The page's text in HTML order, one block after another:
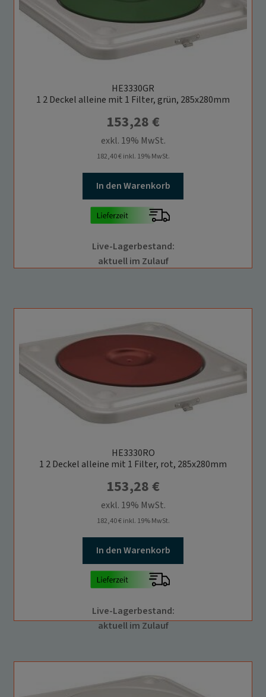
HE3330GR
1 2 Deckel alleine mit 1 Filter, grün, 285x280mm
153,28€
exkl. 19% MwSt.
182,40€inkl. 19% MwSt.
In den Warenkorb
Live-Lagerbestand:
aktuell im Zulauf
HE3330RO
1 2 Deckel alleine mit 1 Filter, rot, 285x280mm
153,28€
exkl. 19% MwSt.
182,40€inkl. 19% MwSt.
In den Warenkorb
Live-Lagerbestand:
aktuell im Zulauf